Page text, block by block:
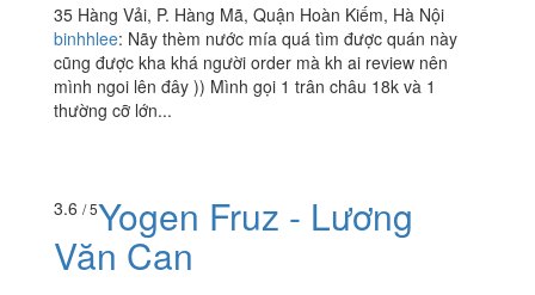
35 Hàng Vải, P. Hàng Mã, Quận Hoàn Kiếm, Hà Nội
binhhlee: Nãy thèm nước mía quá tìm được quán này
cũng được kha khá người order mà kh ai review nên
mình ngoi lên đây )) Mình gọi 1 trân châu 18k và 1
thường cỡ lớn...
3.6 / 5Yogen Fruz - Lương
Văn Can